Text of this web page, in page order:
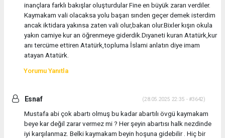
inançlara farklı bakışlar oluşturdular Fine en büyük zararı verdiler.
Kaymakam vali olacaksa yolu başarı sınden geçer demek isterdim
ancak iktidara yakınsa zaten vali olur,bakan olur.Bixler kışın okula
yakın camiye kur an öğrenmeye giderdik.Dıyaneti kuran Atatürk,kur
anı tercüme ettiren Atatürk,topluma İslami anlatın diye imam
atayan Atatürk.
Yorumu Yanıtla
Esnaf (28.05.2025 22:35 - #3642)
Mustafa abi çok abartı olmuş bu kadar abartılı övgü kaymakam
beye kar değil zarar vermez mi ? Her şeyin abartısı halk nezdinde
iyi karşılanmaz. Belki kaymakam beyin hoşuna gidebilir . Hiç bir